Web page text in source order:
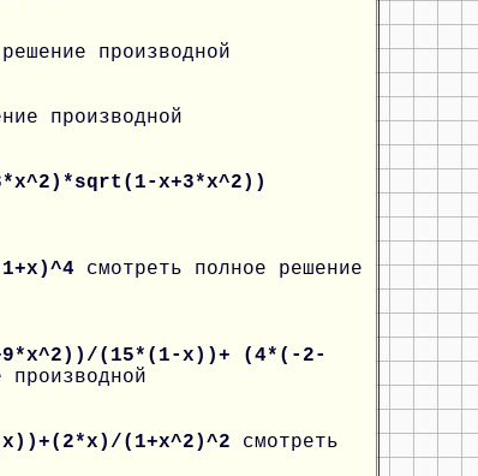
производной
производной
x+3*x^2))
смотреть полное решение
(15*(1-x))+ (4*(-2-
производной
(1+x^2)^2 смотреть